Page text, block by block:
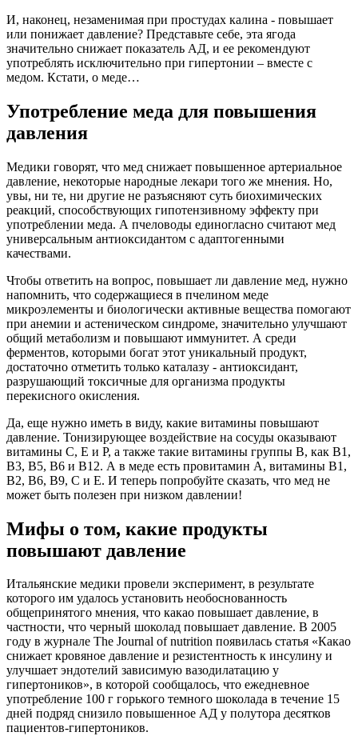
И, наконец, незаменимая при простудах калина - повышает
или понижает давление? Представьте себе, эта ягода
значительно снижает показатель АД, и ее рекомендуют
употреблять исключительно при гипертонии – вместе с
медом. Кстати, о меде…
Употребление меда для повышения
давления
Медики говорят, что мед снижает повышенное артериальное
давление, некоторые народные лекари того же мнения. Но,
увы, ни те, ни другие не разъясняют суть биохимических
реакций, способствующих гипотензивному эффекту при
употреблении меда. А пчеловоды единогласно считают мед
универсальным антиоксидантом с адаптогенными
качествами.
Чтобы ответить на вопрос, повышает ли давление мед, нужно
напомнить, что содержащиеся в пчелином меде
микроэлементы и биологически активные вещества помогают
при анемии и астеническом синдроме, значительно улучшают
общий метаболизм и повышают иммунитет. А среди
ферментов, которыми богат этот уникальный продукт,
достаточно отметить только каталазу - антиоксидант,
разрушающий токсичные для организма продукты
перекисного окисления.
Да, еще нужно иметь в виду, какие витамины повышают
давление. Тонизирующее воздействие на сосуды оказывают
витамины С, Е и Р, а также такие витамины группы В, как В1,
В3, В5, В6 и В12. А в меде есть провитамин А, витамины В1,
В2, В6, В9, С и Е. И теперь попробуйте сказать, что мед не
может быть полезен при низком давлении!
Мифы о том, какие продукты
повышают давление
Итальянские медики провели эксперимент, в результате
которого им удалось установить необоснованность
общепринятого мнения, что какао повышает давление, в
частности, что черный шоколад повышает давление. В 2005
году в журнале The Journal of nutrition появилась статья «Какао
снижает кровяное давление и резистентность к инсулину и
улучшает эндотелий зависимую вазодилатацию у
гипертоников», в которой сообщалось, что ежедневное
употребление 100 г горького темного шоколада в течение 15
дней подряд снизило повышенное АД у полутора десятков
пациентов-гипертоников.